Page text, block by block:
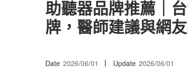
助聽器品牌推薦｜
牌，醫師建議與網
Date 2026/06/01 Update 2026/06/01